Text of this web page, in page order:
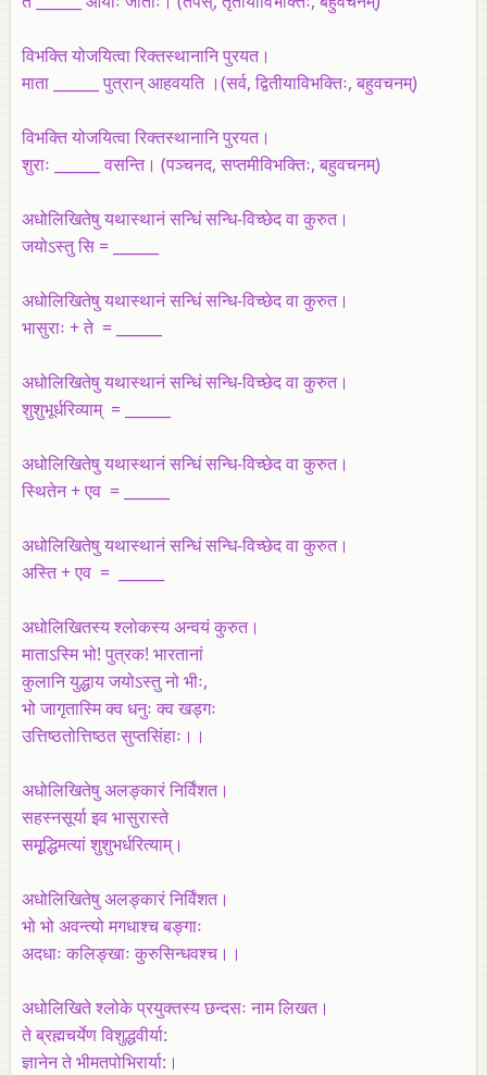
विभक्ति योजयित्वा रिक्तस्थानानि पुरयत।
माता ______ पुत्रान्‌ आहवयति ।(सर्व, द्वितीयाविभक्तिः, बहुवचनम्‌)
विभक्ति योजयित्वा रिक्तस्थानानि पुरयत।
शुराः ______ वसन्ति। (पञ्चनद, सप्तमीविभक्तिः, बहुवचनम्‌)
अधोलिखितेषु यथास्थानं सन्धिं सन्धि-विच्छेद वा कुरुत।
जयोऽस्तु सि = ______
अधोलिखितेषु यथास्थानं सन्धिं सन्धि-विच्छेद वा कुरुत।
भासुराः + ते = ______
अधोलिखितेषु यथास्थानं सन्धिं सन्धि-विच्छेद वा कुरुत।
शुशुभूर्धरिव्याम्‌ = ______
अधोलिखितेषु यथास्थानं सन्धिं सन्धि-विच्छेद वा कुरुत।
स्थितेन + एव = ______
अधोलिखितेषु यथास्थानं सन्धिं सन्धि-विच्छेद वा कुरुत।
अस्ति + एव = ______
अधोलिखितस्य श्लोकस्य अन्वयं कुरुत।
माताऽस्मि भो! पुत्रक! भारतानां
कुलानि युद्धाय जयोऽस्तु नो भीः,
भो जागृतास्मि क्व धनुः क्व खड्गः
उत्तिष्ठतोत्तिष्ठत सुप्तसिंहाः।।
अधोलिखितेषु अलङ्कारं निर्विंशत।
सहस्नसूर्या इव भासुरास्ते
समूृद्धिमत्यां शुशुभर्धरित्याम्‌।
अधोलिखितेषु अलङ्कारं निर्विंशत।
भो भो अवन्त्यो मगधाश्च बङ्गाः
अदधाः कलिङ्खाः कुरुसिन्धवश्च।।
अधोलिखिते श्लोके प्रयुक्तस्य छन्दसः नाम लिखत।
ते ब्रह्मचर्येण विशुद्धवीर्या:
ज्ञानेन ते भीमतपोभिरार्या:।